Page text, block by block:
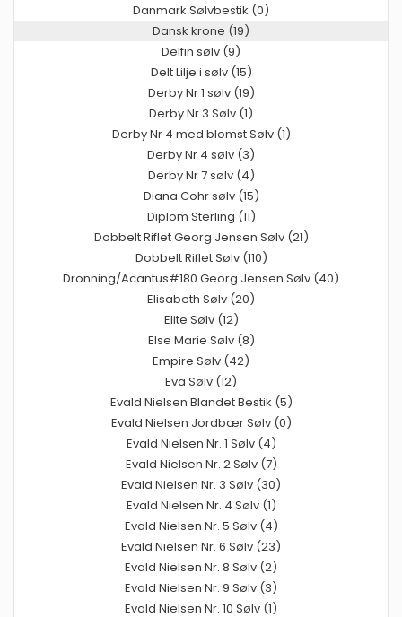
Danmark Sølvbestik (0)
Dansk krone (19)
Delfin sølv (9)
Delt Lilje i sølv (15)
Derby Nr 1 sølv (19)
Derby Nr 3 Sølv (1)
Derby Nr 4 med blomst Sølv (1)
Derby Nr 4 sølv (3)
Derby Nr 7 sølv (4)
Diana Cohr sølv (15)
Diplom Sterling (11)
Dobbelt Riflet Georg Jensen Sølv (21)
Dobbelt Riflet Sølv (110)
Dronning/Acantus#180 Georg Jensen Sølv (40)
Elisabeth Sølv (20)
Elite Sølv (12)
Else Marie Sølv (8)
Empire Sølv (42)
Eva Sølv (12)
Evald Nielsen Blandet Bestik (5)
Evald Nielsen Jordbær Sølv (0)
Evald Nielsen Nr. 1 Sølv (4)
Evald Nielsen Nr. 2 Sølv (7)
Evald Nielsen Nr. 3 Sølv (30)
Evald Nielsen Nr. 4 Sølv (1)
Evald Nielsen Nr. 5 Sølv (4)
Evald Nielsen Nr. 6 Sølv (23)
Evald Nielsen Nr. 8 Sølv (2)
Evald Nielsen Nr. 9 Sølv (3)
Evald Nielsen Nr. 10 Sølv (1)